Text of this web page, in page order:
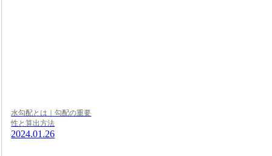
水勾配とは｜勾配の重要
性と算出方法
2024.01.26